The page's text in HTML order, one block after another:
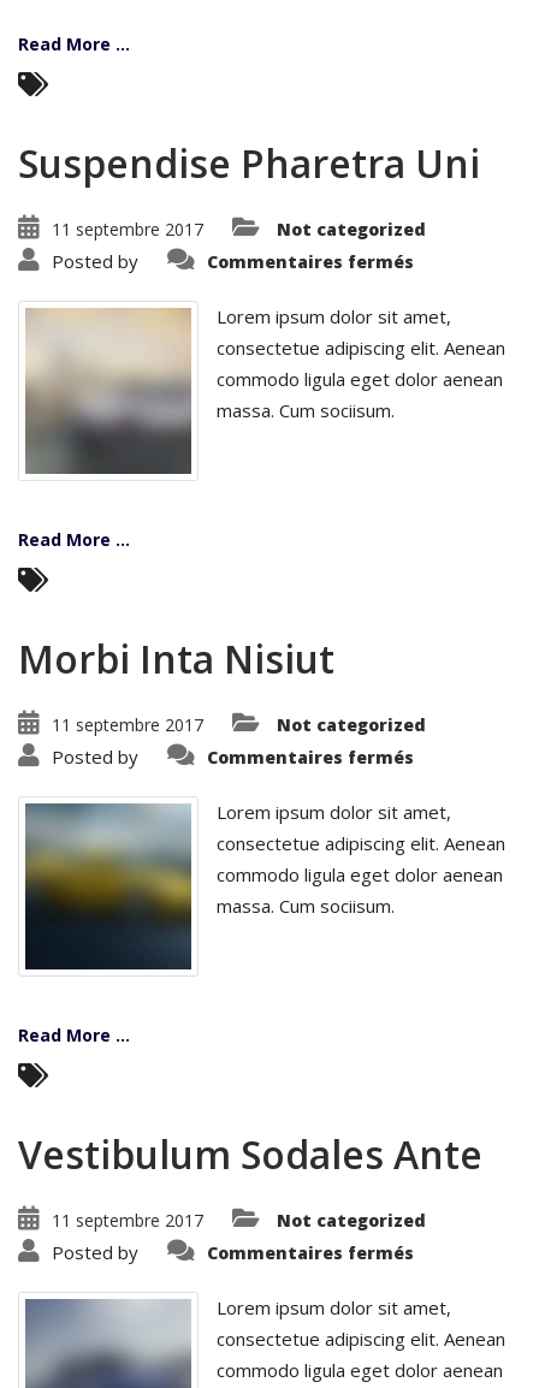
Read More ...
Suspendise Pharetra Uni
11 septembre 2017 Not categorized
Posted by Commentaires fermés
Lorem ipsum dolor sit amet,
consectetue adipiscing elit. Aenean
commodo ligula eget dolor aenean
massa. Cum sociisum.
Read More ...
Morbi Inta Nisiut
11 septembre 2017 Not categorized
Posted by Commentaires fermés
Lorem ipsum dolor sit amet,
consectetue adipiscing elit. Aenean
commodo ligula eget dolor aenean
massa. Cum sociisum.
Read More ...
Vestibulum Sodales Ante
11 septembre 2017 Not categorized
Posted by Commentaires fermés
Lorem ipsum dolor sit amet,
consectetue adipiscing elit. Aenean
commodo ligula eget dolor aenean